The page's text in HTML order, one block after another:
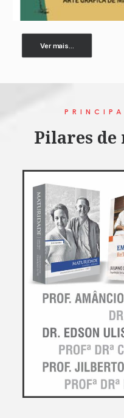
Ver mais...
Pilares de